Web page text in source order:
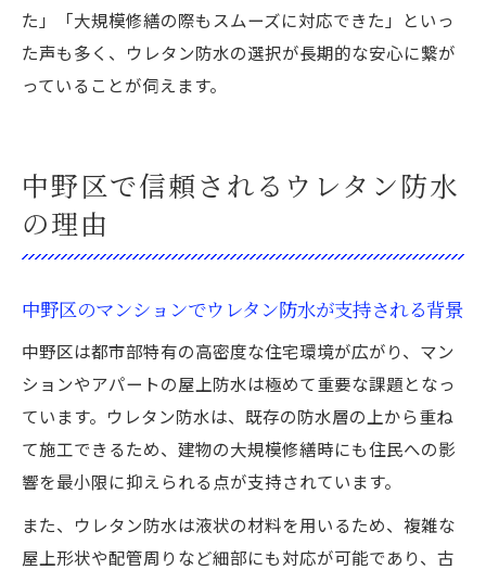
た」「大規模修繕の際もスムーズに対応できた」といっ
た声も多く、ウレタン防水の選択が長期的な安心に繋が
っていることが伺えます。
中野区で信頼されるウレタン防水
の理由
中野区のマンションでウレタン防水が支持される背景
中野区は都市部特有の高密度な住宅環境が広がり、マン
ションやアパートの屋上防水は極めて重要な課題となっ
ています。ウレタン防水は、既存の防水層の上から重ね
て施工できるため、建物の大規模修繕時にも住民への影
響を最小限に抑えられる点が支持されています。
また、ウレタン防水は液状の材料を用いるため、複雑な
屋上形状や配管周りなど細部にも対応が可能であり、古